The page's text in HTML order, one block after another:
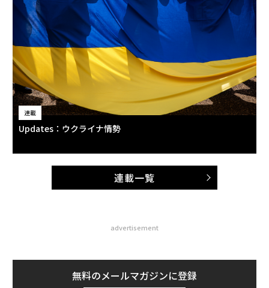
連載
Updates：ウクライナ情勢
連載一覧
advertisement
無料のメールマガジンに登録